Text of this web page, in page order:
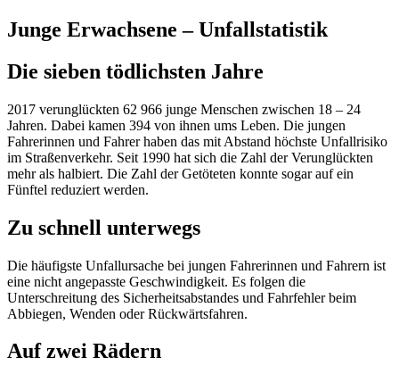
Junge Erwachsene – Unfallstatistik
Die sieben tödlichsten Jahre
2017 verunglückten 62 966 junge Menschen zwischen 18 – 24
Jahren. Dabei kamen 394 von ihnen ums Leben. Die jungen
Fahrerinnen und Fahrer haben das mit Abstand höchste Unfallrisiko
im Straßenverkehr. Seit 1990 hat sich die Zahl der Verunglückten
mehr als halbiert. Die Zahl der Getöteten konnte sogar auf ein
Fünftel reduziert werden.
Zu schnell unterwegs
Die häufigste Unfallursache bei jungen Fahrerinnen und Fahrern ist
eine nicht angepasste Geschwindigkeit. Es folgen die
Unterschreitung des Sicherheitsabstandes und Fahrfehler beim
Abbiegen, Wenden oder Rückwärtsfahren.
Auf zwei Rädern